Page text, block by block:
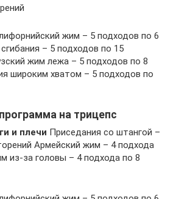
жим – 5 подходов по 6
– 5 подходов по 15
жим лежа – 5 подходов по 8
широким хватом – 5 подходов по
на трицепс
и плечи Приседания со штангой –
Армейский жим – 4 подхода
из-за головы – 4 подхода по 8